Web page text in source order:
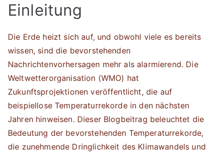
Einleitung
Die Erde heizt sich auf, und obwohl viele es bereits
wissen, sind die bevorstehenden
Nachrichtenvorhersagen mehr als alarmierend. Die
Weltwetterorganisation (WMO) hat
Zukunftsprojektionen veröffentlicht, die auf
beispiellose Temperaturrekorde in den nächsten
Jahren hinweisen. Dieser Blogbeitrag beleuchtet die
Bedeutung der bevorstehenden Temperaturrekorde,
die zunehmende Dringlichkeit des Klimawandels und